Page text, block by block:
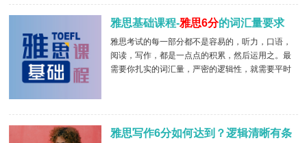
雅思基础课程-雅思6分的词汇量要求
雅思考试的每一部分都不是容易的，听力，口语，
阅读，写作，都是一点点的积累，然后运用之。最
需要你扎实的词汇量，严密的逻辑性，就需要平时
雅思写作6分如何达到？逻辑清晰有条